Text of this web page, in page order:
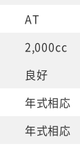
AT
2,000cc
良好
年式相応
年式相応